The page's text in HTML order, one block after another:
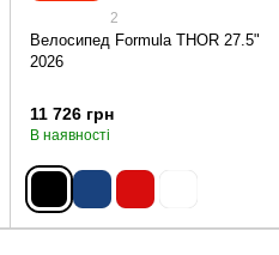
2
Велосипед Formula THOR 27.5"
2026
11 726 грн
В наявності